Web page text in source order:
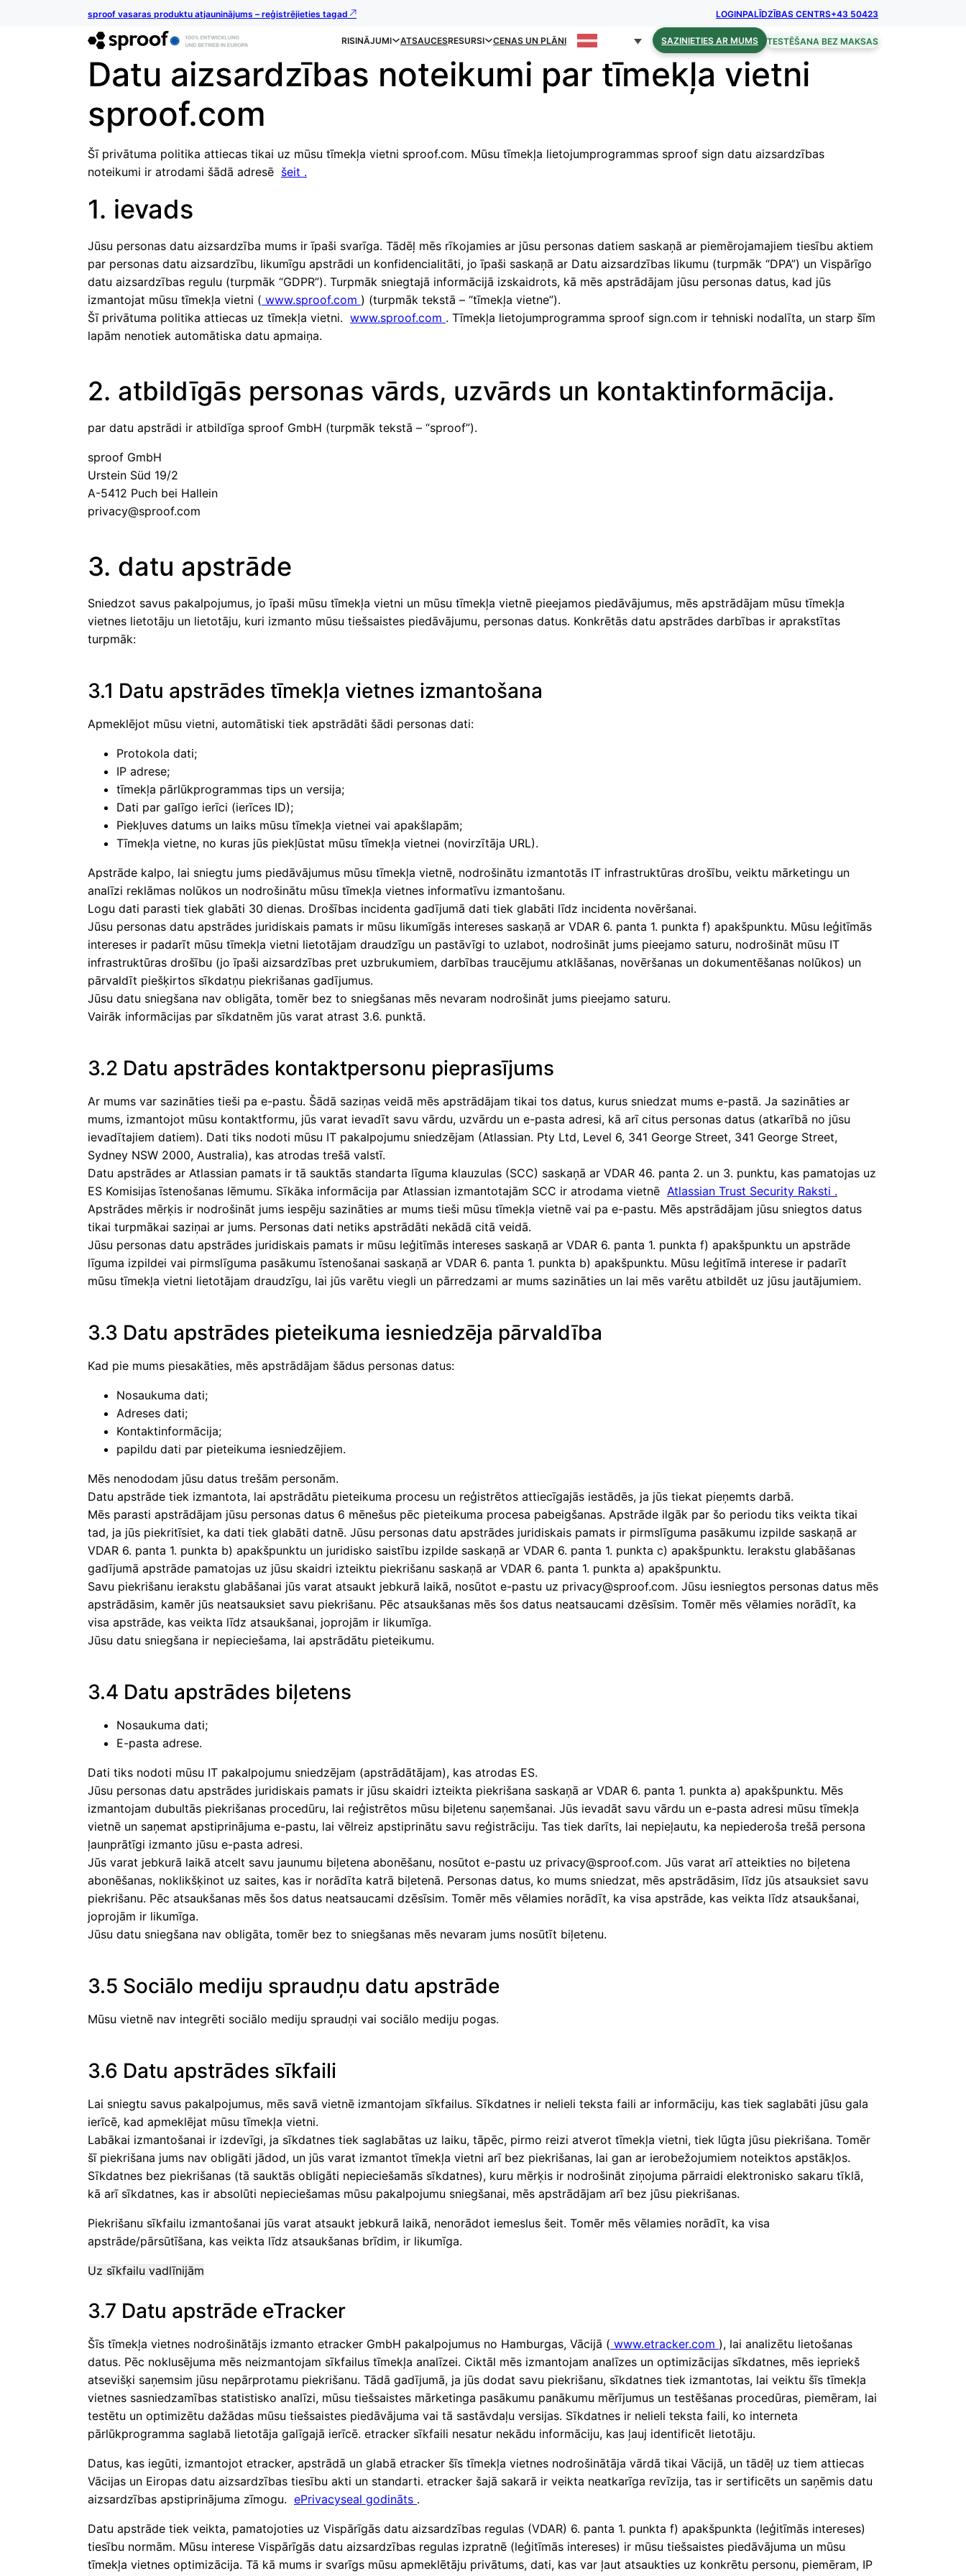
sproof vasaras produktu atjauninājums – reģistrējieties tagad LOGINPALĪDZĪBAS CENTRS+43 50423
RISINĀJUMI ATSAUCESRESURSI CENAS UN PLĀNI SAZINIETIES AR MUMS TESTĒŠANA BEZ MAKSAS
Datu aizsardzības noteikumi par tīmekļa vietni
sproof.com
Šī privātuma politika attiecas tikai uz mūsu tīmekļa vietni sproof.com. Mūsu tīmekļa lietojumprogrammas sproof sign datu aizsardzības
noteikumi ir atrodami šādā adresē šeit .
1. ievads
Jūsu personas datu aizsardzība mums ir īpaši svarīga. Tādēļ mēs rīkojamies ar jūsu personas datiem saskaņā ar piemērojamajiem tiesību aktiem
par personas datu aizsardzību, likumīgu apstrādi un konfidencialitāti, jo īpaši saskaņā ar Datu aizsardzības likumu (turpmāk “DPA”) un Vispārīgo
datu aizsardzības regulu (turpmāk “GDPR”). Turpmāk sniegtajā informācijā izskaidrots, kā mēs apstrādājam jūsu personas datus, kad jūs
izmantojat mūsu tīmekļa vietni ( www.sproof.com ) (turpmāk tekstā – “tīmekļa vietne”).
Šī privātuma politika attiecas uz tīmekļa vietni. www.sproof.com . Tīmekļa lietojumprogramma sproof sign.com ir tehniski nodalīta, un starp šīm
lapām nenotiek automātiska datu apmaiņa.
2. atbildīgās personas vārds, uzvārds un kontaktinformācija.
par datu apstrādi ir atbildīga sproof GmbH (turpmāk tekstā – “sproof”).
sproof GmbH
Urstein Süd 19/2
A-5412 Puch bei Hallein
privacy@sproof.com
3. datu apstrāde
Sniedzot savus pakalpojumus, jo īpaši mūsu tīmekļa vietni un mūsu tīmekļa vietnē pieejamos piedāvājumus, mēs apstrādājam mūsu tīmekļa
vietnes lietotāju un lietotāju, kuri izmanto mūsu tiešsaistes piedāvājumu, personas datus. Konkrētās datu apstrādes darbības ir aprakstītas
turpmāk:
3.1 Datu apstrādes tīmekļa vietnes izmantošana
Apmeklējot mūsu vietni, automātiski tiek apstrādāti šādi personas dati:
Protokola dati;
IP adrese;
tīmekļa pārlūkprogrammas tips un versija;
Dati par galīgo ierīci (ierīces ID);
Piekļuves datums un laiks mūsu tīmekļa vietnei vai apakšlapām;
Tīmekļa vietne, no kuras jūs piekļūstat mūsu tīmekļa vietnei (novirzītāja URL).
Apstrāde kalpo, lai sniegtu jums piedāvājumus mūsu tīmekļa vietnē, nodrošinātu izmantotās IT infrastruktūras drošību, veiktu mārketingu un
analīzi reklāmas nolūkos un nodrošinātu mūsu tīmekļa vietnes informatīvu izmantošanu.
Logu dati parasti tiek glabāti 30 dienas. Drošības incidenta gadījumā dati tiek glabāti līdz incidenta novēršanai.
Jūsu personas datu apstrādes juridiskais pamats ir mūsu likumīgās intereses saskaņā ar VDAR 6. panta 1. punkta f) apakšpunktu. Mūsu leģitīmās
intereses ir padarīt mūsu tīmekļa vietni lietotājam draudzīgu un pastāvīgi to uzlabot, nodrošināt jums pieejamo saturu, nodrošināt mūsu IT
infrastruktūras drošību (jo īpaši aizsardzības pret uzbrukumiem, darbības traucējumu atklāšanas, novēršanas un dokumentēšanas nolūkos) un
pārvaldīt piešķirtos sīkdatņu piekrišanas gadījumus.
Jūsu datu sniegšana nav obligāta, tomēr bez to sniegšanas mēs nevaram nodrošināt jums pieejamo saturu.
Vairāk informācijas par sīkdatnēm jūs varat atrast 3.6. punktā.
3.2 Datu apstrādes kontaktpersonu pieprasījums
Ar mums var sazināties tieši pa e-pastu. Šādā saziņas veidā mēs apstrādājam tikai tos datus, kurus sniedzat mums e-pastā. Ja sazināties ar
mums, izmantojot mūsu kontaktformu, jūs varat ievadīt savu vārdu, uzvārdu un e-pasta adresi, kā arī citus personas datus (atkarībā no jūsu
ievadītajiem datiem). Dati tiks nodoti mūsu IT pakalpojumu sniedzējam (Atlassian. Pty Ltd, Level 6, 341 George Street, 341 George Street,
Sydney NSW 2000, Australia), kas atrodas trešā valstī.
Datu apstrādes ar Atlassian pamats ir tā sauktās standarta līguma klauzulas (SCC) saskaņā ar VDAR 46. panta 2. un 3. punktu, kas pamatojas uz
ES Komisijas īstenošanas lēmumu. Sīkāka informācija par Atlassian izmantotajām SCC ir atrodama vietnē Atlassian Trust Security Raksti .
Apstrādes mērķis ir nodrošināt jums iespēju sazināties ar mums tieši mūsu tīmekļa vietnē vai pa e-pastu. Mēs apstrādājam jūsu sniegtos datus
tikai turpmākai saziņai ar jums. Personas dati netiks apstrādāti nekādā citā veidā.
Jūsu personas datu apstrādes juridiskais pamats ir mūsu leģitīmās intereses saskaņā ar VDAR 6. panta 1. punkta f) apakšpunktu un apstrāde
līguma izpildei vai pirmslīguma pasākumu īstenošanai saskaņā ar VDAR 6. panta 1. punkta b) apakšpunktu. Mūsu leģitīmā interese ir padarīt
mūsu tīmekļa vietni lietotājam draudzīgu, lai jūs varētu viegli un pārredzami ar mums sazināties un lai mēs varētu atbildēt uz jūsu jautājumiem.
3.3 Datu apstrādes pieteikuma iesniedzēja pārvaldība
Kad pie mums piesakāties, mēs apstrādājam šādus personas datus:
Nosaukuma dati;
Adreses dati;
Kontaktinformācija;
papildu dati par pieteikuma iesniedzējiem.
Mēs nenododam jūsu datus trešām personām.
Datu apstrāde tiek izmantota, lai apstrādātu pieteikuma procesu un reģistrētos attiecīgajās iestādēs, ja jūs tiekat pieņemts darbā.
Mēs parasti apstrādājam jūsu personas datus 6 mēnešus pēc pieteikuma procesa pabeigšanas. Apstrāde ilgāk par šo periodu tiks veikta tikai
tad, ja jūs piekritīsiet, ka dati tiek glabāti datnē. Jūsu personas datu apstrādes juridiskais pamats ir pirmslīguma pasākumu izpilde saskaņā ar
VDAR 6. panta 1. punkta b) apakšpunktu un juridisko saistību izpilde saskaņā ar VDAR 6. panta 1. punkta c) apakšpunktu. Ierakstu glabāšanas
gadījumā apstrāde pamatojas uz jūsu skaidri izteiktu piekrišanu saskaņā ar VDAR 6. panta 1. punkta a) apakšpunktu.
Savu piekrišanu ierakstu glabāšanai jūs varat atsaukt jebkurā laikā, nosūtot e-pastu uz privacy@sproof.com. Jūsu iesniegtos personas datus mēs
apstrādāsim, kamēr jūs neatsauksiet savu piekrišanu. Pēc atsaukšanas mēs šos datus neatsaucami dzēsīsim. Tomēr mēs vēlamies norādīt, ka
visa apstrāde, kas veikta līdz atsaukšanai, joprojām ir likumīga.
Jūsu datu sniegšana ir nepieciešama, lai apstrādātu pieteikumu.
3.4 Datu apstrādes biļetens
Nosaukuma dati;
E-pasta adrese.
Dati tiks nodoti mūsu IT pakalpojumu sniedzējam (apstrādātājam), kas atrodas ES.
Jūsu personas datu apstrādes juridiskais pamats ir jūsu skaidri izteikta piekrišana saskaņā ar VDAR 6. panta 1. punkta a) apakšpunktu. Mēs
izmantojam dubultās piekrišanas procedūru, lai reģistrētos mūsu biļetenu saņemšanai. Jūs ievadāt savu vārdu un e-pasta adresi mūsu tīmekļa
vietnē un saņemat apstiprinājuma e-pastu, lai vēlreiz apstiprinātu savu reģistrāciju. Tas tiek darīts, lai nepieļautu, ka nepiederoša trešā persona
ļaunprātīgi izmanto jūsu e-pasta adresi.
Jūs varat jebkurā laikā atcelt savu jaunumu biļetena abonēšanu, nosūtot e-pastu uz privacy@sproof.com. Jūs varat arī atteikties no biļetena
abonēšanas, noklikšķinot uz saites, kas ir norādīta katrā biļetenā. Personas datus, ko mums sniedzat, mēs apstrādāsim, līdz jūs atsauksiet savu
piekrišanu. Pēc atsaukšanas mēs šos datus neatsaucami dzēsīsim. Tomēr mēs vēlamies norādīt, ka visa apstrāde, kas veikta līdz atsaukšanai,
joprojām ir likumīga.
Jūsu datu sniegšana nav obligāta, tomēr bez to sniegšanas mēs nevaram jums nosūtīt biļetenu.
3.5 Sociālo mediju spraudņu datu apstrāde
Mūsu vietnē nav integrēti sociālo mediju spraudņi vai sociālo mediju pogas.
3.6 Datu apstrādes sīkfaili
Lai sniegtu savus pakalpojumus, mēs savā vietnē izmantojam sīkfailus. Sīkdatnes ir nelieli teksta faili ar informāciju, kas tiek saglabāti jūsu gala
ierīcē, kad apmeklējat mūsu tīmekļa vietni.
Labākai izmantošanai ir izdevīgi, ja sīkdatnes tiek saglabātas uz laiku, tāpēc, pirmo reizi atverot tīmekļa vietni, tiek lūgta jūsu piekrišana. Tomēr
šī piekrišana jums nav obligāti jādod, un jūs varat izmantot tīmekļa vietni arī bez piekrišanas, lai gan ar ierobežojumiem noteiktos apstākļos.
Sīkdatnes bez piekrišanas (tā sauktās obligāti nepieciešamās sīkdatnes), kuru mērķis ir nodrošināt ziņojuma pārraidi elektronisko sakaru tīklā,
kā arī sīkdatnes, kas ir absolūti nepieciešamas mūsu pakalpojumu sniegšanai, mēs apstrādājam arī bez jūsu piekrišanas.
Piekrišanu sīkfailu izmantošanai jūs varat atsaukt jebkurā laikā, nenorādot iemeslus šeit. Tomēr mēs vēlamies norādīt, ka visa
apstrāde/pārsūtīšana, kas veikta līdz atsaukšanas brīdim, ir likumīga.
Uz sīkfailu vadlīnijām
3.7 Datu apstrāde eTracker
Šīs tīmekļa vietnes nodrošinātājs izmanto etracker GmbH pakalpojumus no Hamburgas, Vācijā ( www.etracker.com ), lai analizētu lietošanas
datus. Pēc noklusējuma mēs neizmantojam sīkfailus tīmekļa analīzei. Ciktāl mēs izmantojam analīzes un optimizācijas sīkdatnes, mēs iepriekš
atsevišķi saņemsim jūsu nepārprotamu piekrišanu. Tādā gadījumā, ja jūs dodat savu piekrišanu, sīkdatnes tiek izmantotas, lai veiktu šīs tīmekļa
vietnes sasniedzamības statistisko analīzi, mūsu tiešsaistes mārketinga pasākumu panākumu mērījumus un testēšanas procedūras, piemēram, lai
testētu un optimizētu dažādas mūsu tiešsaistes piedāvājuma vai tā sastāvdaļu versijas. Sīkdatnes ir nelieli teksta faili, ko interneta
pārlūkprogramma saglabā lietotāja galīgajā ierīcē. etracker sīkfaili nesatur nekādu informāciju, kas ļauj identificēt lietotāju.
Datus, kas iegūti, izmantojot etracker, apstrādā un glabā etracker šīs tīmekļa vietnes nodrošinātāja vārdā tikai Vācijā, un tādēļ uz tiem attiecas
Vācijas un Eiropas datu aizsardzības tiesību akti un standarti. etracker šajā sakarā ir veikta neatkarīga revīzija, tas ir sertificēts un saņēmis datu
aizsardzības apstiprinājuma zīmogu. ePrivacyseal godināts .
Datu apstrāde tiek veikta, pamatojoties uz Vispārīgās datu aizsardzības regulas (VDAR) 6. panta 1. punkta f) apakšpunkta (leģitīmās intereses)
tiesību normām. Mūsu interese Vispārīgās datu aizsardzības regulas izpratnē (leģitīmās intereses) ir mūsu tiešsaistes piedāvājuma un mūsu
tīmekļa vietnes optimizācija. Tā kā mums ir svarīgs mūsu apmeklētāju privātums, dati, kas var ļaut atsaukties uz konkrētu personu, piemēram, IP